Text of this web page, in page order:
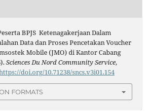
BPJS Ketenagakerjaan Dalam
Data dan Proses Pencetakan Voucher
Mobile (JMO) di Kantor Cabang
Sciences Du Nord Community Service,
doi.org/10.71238/sncs.v3i01.154
FORMATS